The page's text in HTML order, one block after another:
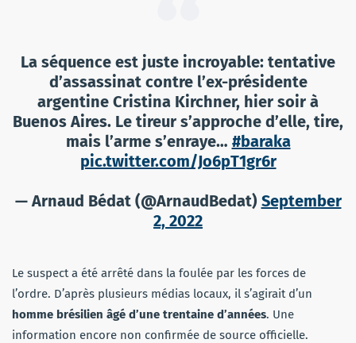
La séquence est juste incroyable: tentative
d’assassinat contre l’ex-présidente
argentine Cristina Kirchner, hier soir à
Buenos Aires. Le tireur s’approche d’elle, tire,
mais l’arme s’enraye… #baraka
pic.twitter.com/Jo6pT1gr6r
— Arnaud Bédat (@ArnaudBedat) September
2, 2022
Le suspect a été arrêté dans la foulée par les forces de
l’ordre. D’après plusieurs médias locaux, il s’agirait d’un
homme brésilien âgé d’une trentaine d’années. Une
information encore non confirmée de source officielle.